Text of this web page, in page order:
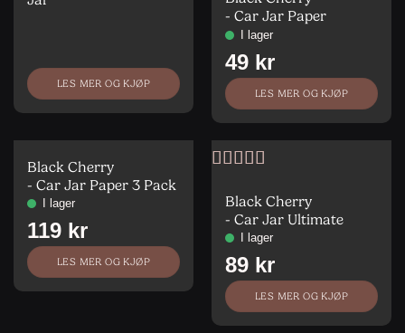
LES MER OG KJØP
- Car Jar Paper
LES MER OG KJØP
Black Cherry
- Car Jar Paper 3 Pack
LES MER OG KJØP
Black Cherry
- Car Jar Ultimate
LES MER OG KJØP